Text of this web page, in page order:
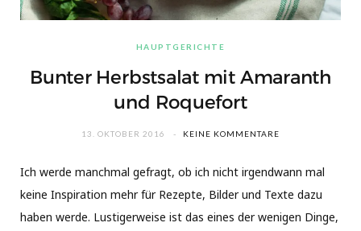
HAUPTGERICHTE
Bunter Herbstsalat mit Amaranth
und Roquefort
13. OKTOBER 2016 KEINE KOMMENTARE
Ich werde manchmal gefragt, ob ich nicht irgendwann mal
keine Inspiration mehr für Rezepte, Bilder und Texte dazu
haben werde. Lustigerweise ist das eines der wenigen Dinge,